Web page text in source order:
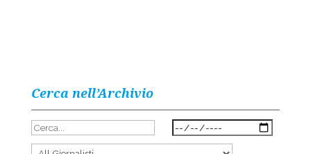
Cerca nell’Archivio